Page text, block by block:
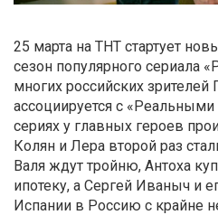
25 марта на ТНТ стартует
сезон популярного сериала
многих российских
ассоциируется с
сериях у главных героев
Колян и Лера второй раз
Валя ждут тройню, Антоха
ипотеку, а Сергей Иваныч и
Испании в Россию с крайне